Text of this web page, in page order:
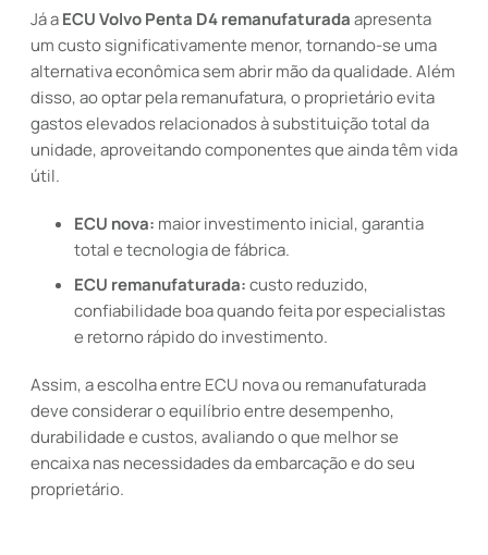
Já aECU Volvo Penta D4 remanufaturadaapresenta
um custo significativamente menor, tornando-se uma
alternativa econômica sem abrir mão da qualidade. Além
disso, ao optar pela remanufatura, o proprietário evita
gastos elevados relacionados à substituição total da
unidade, aproveitando componentes que ainda têm vida
útil.
ECU nova: maior investimento inicial, garantia
total e tecnologia de fábrica.
ECU remanufaturada:custo reduzido,
confiabilidade boa quando feita por especialistas
e retorno rápido do investimento.
Assim, a escolha entre ECU nova ou remanufaturada
deve considerar o equilíbrio entre desempenho,
durabilidade e custos, avaliando o que melhor se
encaixa nas necessidades da embarcação e do seu
proprietário.